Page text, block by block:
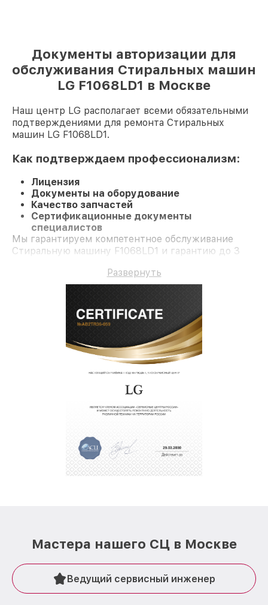
Документы авторизации для
обслуживания Стиральных машин
LG F1068LD1 в Москве
Наш центр LG располагает всеми обязательными
подтверждениями для ремонта Стиральных
машин LG F1068LD1.
Как подтверждаем профессионализм:
Лицензия
Документы на оборудование
Качество запчастей
Сертификационные документы
специалистов
Мы гарантируем компетентное обслуживание
Стиральную машину F1068LD1 и гарантию до 3
Развернуть
Мастера нашего СЦ в Москве
Ведущий сервисный инженер